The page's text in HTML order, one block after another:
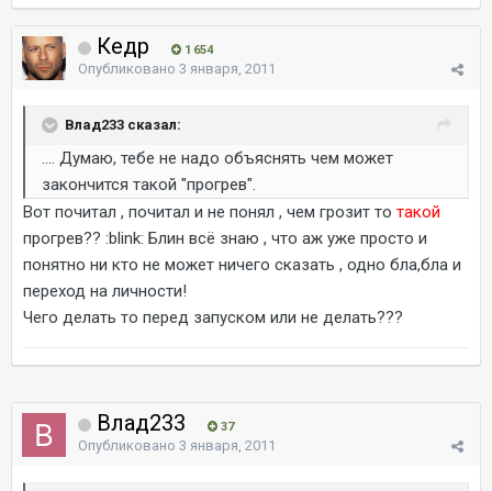
Кедр 1 654
Опубликовано 3 января, 2011
Влад233 сказал:
.... Думаю, тебе не надо объяснять чем может
закончится такой "прогрев".
Вот почитал , почитал и не понял , чем грозит то такой
прогрев?? :blink: Блин всё знаю , что аж уже просто и
понятно ни кто не может ничего сказать , одно бла,бла и
переход на личности!
Чего делать то перед запуском или не делать???
Влад233 37
Опубликовано 3 января, 2011